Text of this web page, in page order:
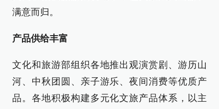
满意而归。
产品供给丰富
文化和旅游部组织各地推出观演赏剧、游历山
河、中秋团圆、亲子游乐、夜间消费等优质产
品。各地积极构建多元化文旅产品体系，以主